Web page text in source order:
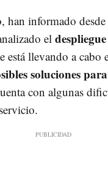
han informado
el
está llevando a cabo
soluciones
con algunas